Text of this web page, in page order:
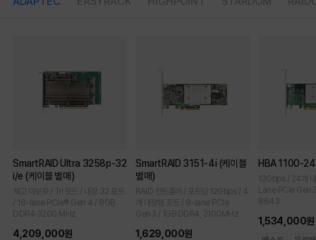
SmartRAID Ultra 3258p-32
i/e (케이블 별매)
재고 미보유 / Tri 모드 / 내장 32 포트
/ 16-lane PCIe® Gen 4 / 8GB
DDR4·3200 MHz
4,209,000원
SmartRAID 3151-4i (케이블
별매)
RAID 컨트롤러 / 포트당 12Gbps / 4
개 내장형 포트 / 8-lane PCIe
Gen3 / 1GB DDR4, 2100MHz
1,629,000원
HBA 1100-
12Gbps / 24개
Lane PCIe
8643
1,534,000원